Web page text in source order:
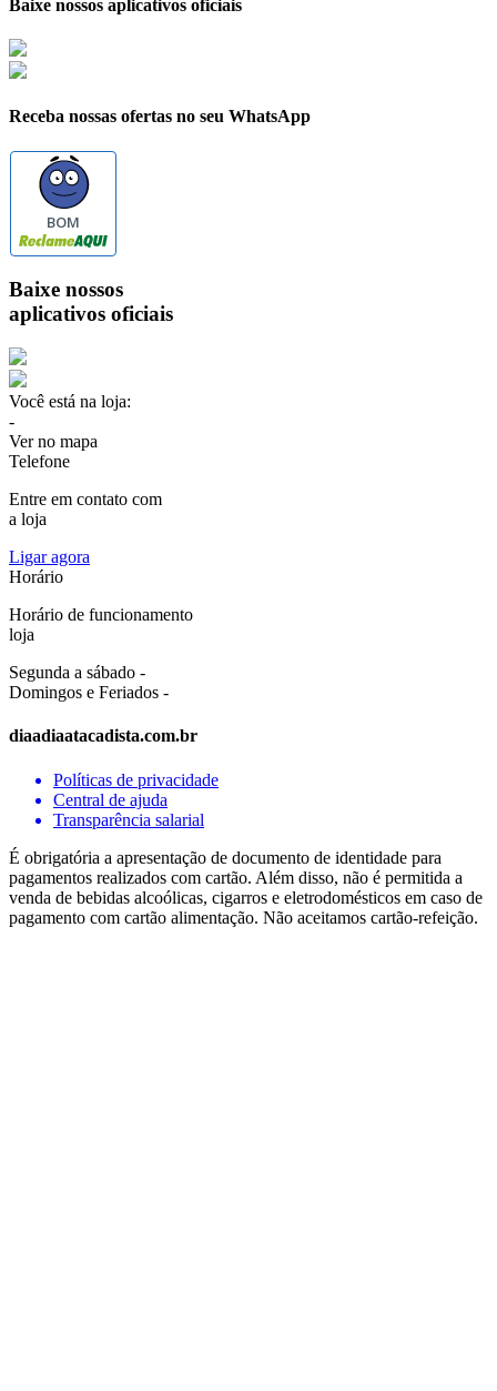
Baixe nossos aplicativos oficiais
Receba nossas ofertas no seu WhatsApp
BOM
Baixe nossos
aplicativos oficiais
Você está na loja:
-
Ver no mapa
Telefone
Entre em contato com
a loja
Ligar agora
Horário
Horário de funcionamento
loja
Segunda a sábado -
Domingos e Feriados -
diaadiaatacadista.com.br
Políticas de privacidade
Central de ajuda
Transparência salarial
É obrigatória a apresentação de documento de identidade para
pagamentos realizados com cartão. Além disso, não é permitida a
venda de bebidas alcoólicas, cigarros e eletrodomésticos em caso de
pagamento com cartão alimentação. Não aceitamos cartão-refeição.